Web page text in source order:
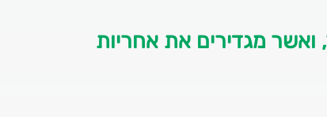
מגדירים את אחריות